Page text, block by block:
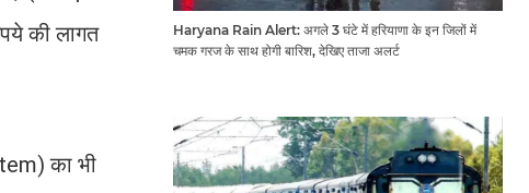
की लागत
का भी
Haryana Rain Alert: अगले 3 घंटे में हरियाणा के इन जिलों में
चमक गरज के साथ होगी बारिश, देखिए ताजा अलर्ट